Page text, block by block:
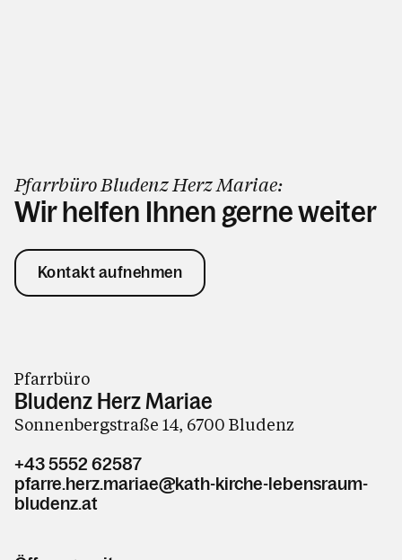
Pfarrbüro Bludenz Herz Mariae:
Wir helfen Ihnen gerne weiter
Kontakt aufnehmen
Pfarrbüro
Bludenz Herz Mariae
Sonnenbergstraße 14, 6700 Bludenz
+43 5552 62587
pfarre.herz.mariae@kath-kirche-lebensraum-
bludenz.at